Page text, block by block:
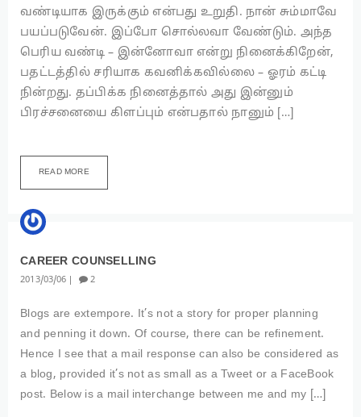
வண்டியாக இருக்கும் என்பது உறுதி. நான் சும்மாவே
பயப்படுவேன். இப்போ சொல்லவா வேண்டும். அந்த
பெரிய வண்டி – இன்னோவா என்று நினைக்கிறேன்,
பதட்டத்தில் சரியாக கவனிக்கவில்லை – ஓரம் கட்டி
நின்றது. தப்பிக்க நினைத்தால் அது இன்னும்
பிரச்சனையை கிளப்பும் என்பதால் நானும் […]
READ MORE
EXPERIENCE
CAREER COUNSELLING
2013 03 06 2
Blogs are extempore. It’s not a story for proper planning
and penning it down. Of course, there can be refinement.
Hence I see that a mail response can also be considered as
a blog, provided it’s not as small as a Tweet or a FaceBook
post. Below is a mail interchange between me and my […]